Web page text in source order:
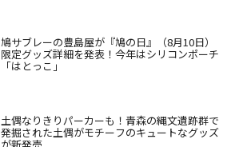
鳩サブレーの豊島屋が『鳩の日』（8月10日）
限定グッズ詳細を発表！今年はシリコンポーチ
「はとっこ」
土偶なりきりパーカーも！青森の縄文遺跡群で
発掘された土偶がモチーフのキュートなグッズ